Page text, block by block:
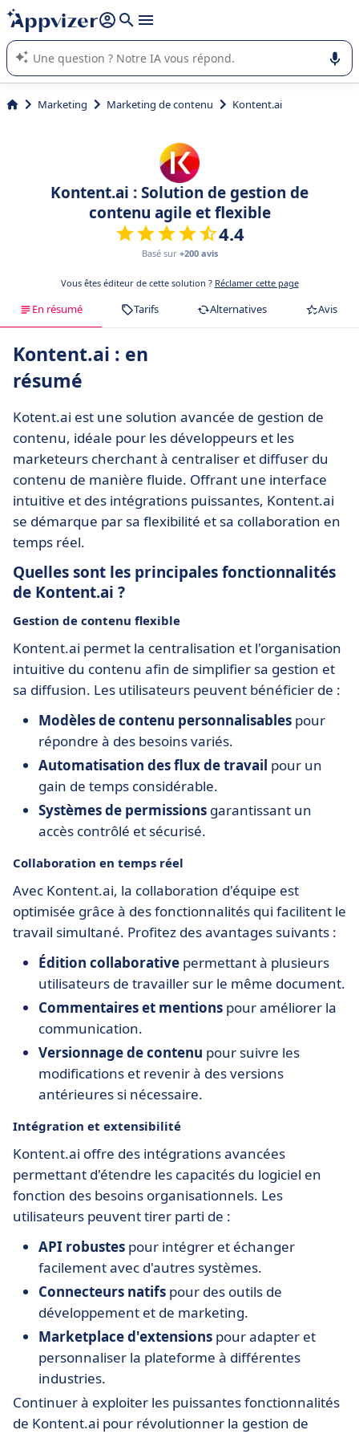
répondre (plusieurs lignes avec
L'IA de Appvizer vous guide dans l'utilisation ou la sélection de
logiciel SaaS en entreprise.
Marketing Marketing de contenu Kontent.ai
Kontent.ai : Solution de gestion de
contenu agile et flexible
4.4
Basé sur +200 avis
Vous êtes éditeur de cette solution ? Réclamer cette page
En résumé Tarifs Alternatives Avis
Kontent.ai : en
résumé
Kotent.ai est une solution avancée de gestion de
contenu, idéale pour les développeurs et les
marketeurs cherchant à centraliser et diffuser du
contenu de manière fluide. Offrant une interface
intuitive et des intégrations puissantes, Kontent.ai
se démarque par sa flexibilité et sa collaboration en
temps réel.
Quelles sont les principales fonctionnalités
de Kontent.ai ?
Gestion de contenu flexible
Kontent.ai permet la centralisation et l'organisation
intuitive du contenu afin de simplifier sa gestion et
sa diffusion. Les utilisateurs peuvent bénéficier de :
Modèles de contenu personnalisables pour
répondre à des besoins variés.
Automatisation des flux de travail pour un
gain de temps considérable.
Systèmes de permissions garantissant un
accès contrôlé et sécurisé.
Collaboration en temps réel
Avec Kontent.ai, la collaboration d'équipe est
optimisée grâce à des fonctionnalités qui facilitent le
travail simultané. Profitez des avantages suivants :
Édition collaborative permettant à plusieurs
utilisateurs de travailler sur le même document.
Commentaires et mentions pour améliorer la
communication.
Versionnage de contenu pour suivre les
modifications et revenir à des versions
antérieures si nécessaire.
Intégration et extensibilité
Kontent.ai offre des intégrations avancées
permettant d'étendre les capacités du logiciel en
fonction des besoins organisationnels. Les
utilisateurs peuvent tirer parti de :
API robustes pour intégrer et échanger
facilement avec d'autres systèmes.
Connecteurs natifs pour des outils de
développement et de marketing.
Marketplace d'extensions pour adapter et
personnaliser la plateforme à différentes
industries.
Continuer à exploiter les puissantes fonctionnalités
de Kontent.ai pour révolutionner la gestion de